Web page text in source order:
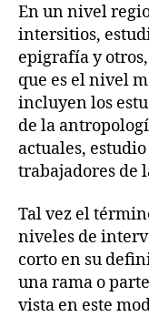
En un nivel
intersitios,
epigrafía y
que es el nivel
incluyen los
de la
actuales,
trabajadores de
Tal vez el
niveles de
corto en su
una rama o
vista en este